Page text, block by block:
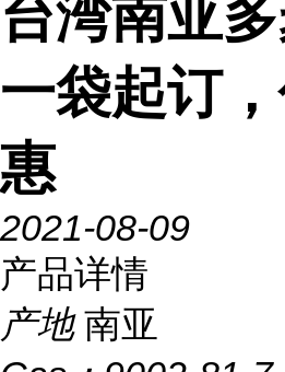
台湾南亚
一袋起订
惠
2021-08-09
产品详情
产地 南亚